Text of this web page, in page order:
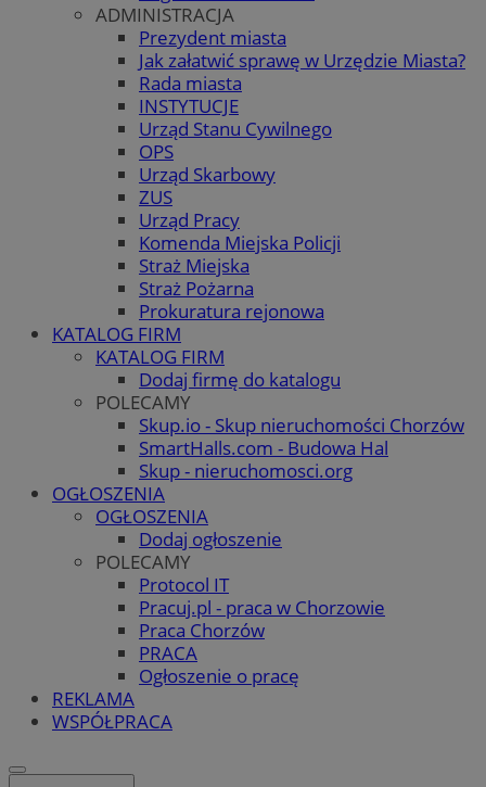
ADMINISTRACJA
Prezydent miasta
Jak załatwić sprawę w Urzędzie Miasta?
Rada miasta
INSTYTUCJE
Urząd Stanu Cywilnego
OPS
Urząd Skarbowy
ZUS
Urząd Pracy
Komenda Miejska Policji
Straż Miejska
Straż Pożarna
Prokuratura rejonowa
KATALOG FIRM
KATALOG FIRM
Dodaj firmę do katalogu
POLECAMY
Skup.io - Skup nieruchomości Chorzów
SmartHalls.com - Budowa Hal
Skup - nieruchomosci.org
OGŁOSZENIA
OGŁOSZENIA
Dodaj ogłoszenie
POLECAMY
Protocol IT
Pracuj.pl - praca w Chorzowie
Praca Chorzów
PRACA
Ogłoszenie o pracę
REKLAMA
WSPÓŁPRACA